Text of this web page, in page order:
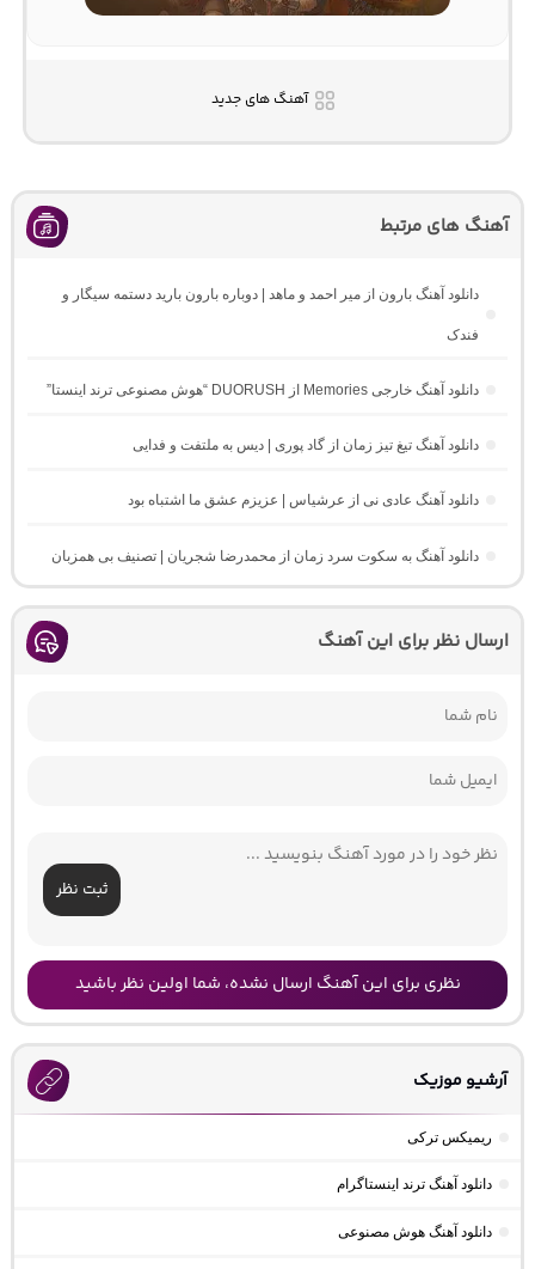
آهنگ های جدید
آهنگ های مرتبط
دانلود آهنگ بارون از میر احمد و ماهد | دوباره بارون بارید دستمه سیگار و
فندک
دانلود آهنگ خارجی Memories از DUORUSH “هوش مصنوعی ترند اینستا”
دانلود آهنگ تیغ تیز زمان از گاد پوری | دیس به ملتفت و فدایی
دانلود آهنگ عادی نی از عرشیاس | عزیزم عشق ما اشتباه بود
دانلود آهنگ به سکوت سرد زمان از محمدرضا شجریان | تصنیف بی همزبان
ارسال نظر برای این آهنگ
ثبت نظر
نظری برای این آهنگ ارسال نشده، شما اولین نظر باشید
آرشیو موزیک
ریمیکس ترکی
دانلود آهنگ ترند اینستاگرام
دانلود آهنگ هوش مصنوعی